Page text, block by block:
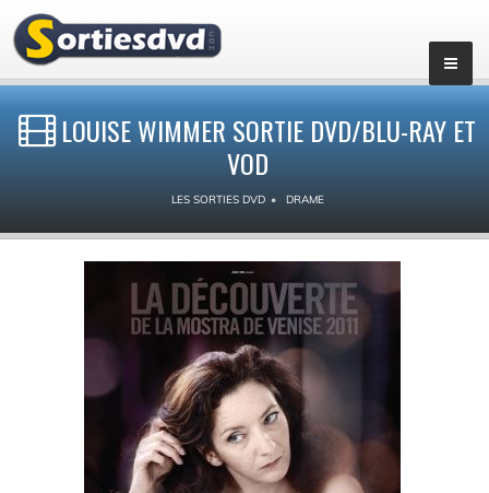
LOUISE WIMMER SORTIE DVD/BLU-RAY ET
VOD
LES SORTIES DVD DRAME